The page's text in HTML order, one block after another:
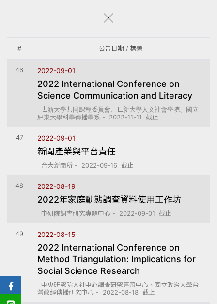
# 公告日期 / 標題
46 2022-09-01
2022 International Conference on
Science Communication and Literacy
世新大學共同課程委員會、世新大學人文社會學院、國立
屏東大學科學傳播學系 - 2022-11-11 截止
47 2022-09-01
新聞產業與平台責任
台大新聞所 - 2022-09-16 截止
48 2022-08-19
2022年家庭動態調查資料使用工作坊
中研院調查研究專題中心 - 2022-09-01 截止
49 2022-08-15
2022 International Conference on
Method Triangulation: Implications for
Social Science Research
中央研究院人社中心調查研究專題中心、國立政治大學台
灣政經傳播研究中心 - 2022-08-18 截止